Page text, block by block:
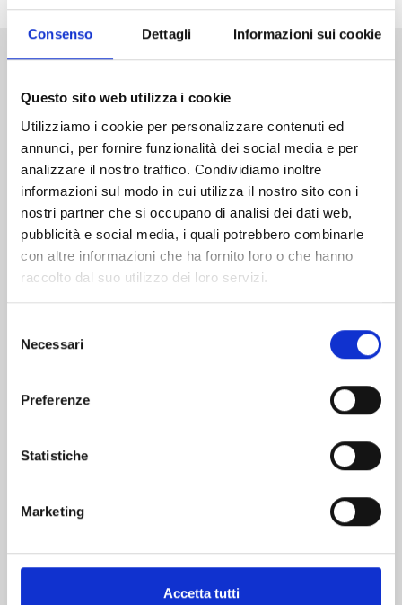
Consenso Dettagli Informazioni sui cookie
Questo sito web utilizza i cookie
Utilizziamo i cookie per personalizzare contenuti ed
annunci, per fornire funzionalità dei social media e per
analizzare il nostro traffico. Condividiamo inoltre
informazioni sul modo in cui utilizza il nostro sito con i
nostri partner che si occupano di analisi dei dati web,
pubblicità e social media, i quali potrebbero combinarle
con altre informazioni che ha fornito loro o che hanno
raccolto dal suo utilizzo dei loro servizi.
delNecessari
Preferenze
Statistiche
Marketing
Accetta tutti
Altri volumi della serie